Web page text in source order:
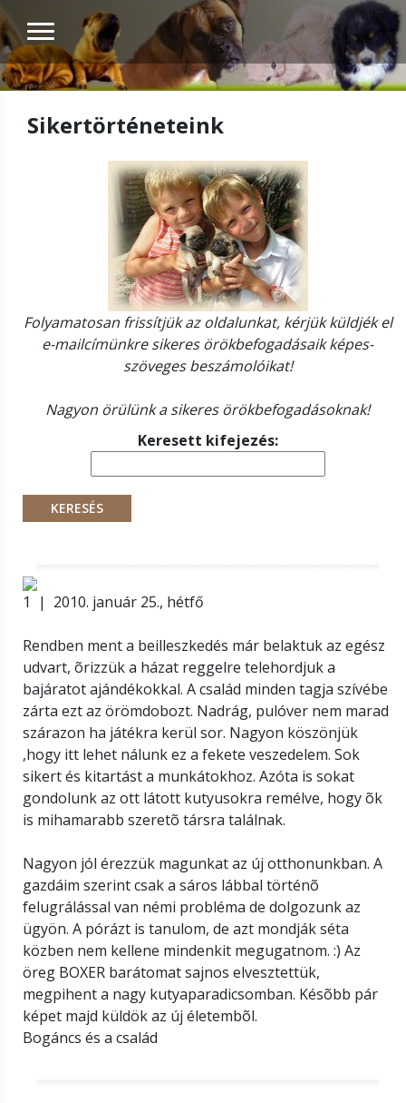
Sikertörténeteink
Folyamatosan frissítjük az oldalunkat, kérjük küldjék el
e-mailcímünkre sikeres örökbefogadásaik képes-
szöveges beszámolóikat!
Nagyon örülünk a sikeres örökbefogadásoknak!
Keresett kifejezés:
1 | 2010. január 25., hétfő
Rendben ment a beilleszkedés már belaktuk az egész
udvart, õrizzük a házat reggelre telehordjuk a
bajáratot ajándékokkal. A család minden tagja szívébe
zárta ezt az örömdobozt. Nadrág, pulóver nem marad
szárazon ha játékra kerül sor. Nagyon köszönjük
,hogy itt lehet nálunk ez a fekete veszedelem. Sok
sikert és kitartást a munkátokhoz. Azóta is sokat
gondolunk az ott látott kutyusokra remélve, hogy õk
is mihamarabb szeretõ társra találnak.
Nagyon jól érezzük magunkat az új otthonunkban. A
gazdáim szerint csak a sáros lábbal történõ
felugrálással van némi probléma de dolgozunk az
ügyön. A pórázt is tanulom, de azt mondják séta
közben nem kellene mindenkit megugatnom. :) Az
öreg BOXER barátomat sajnos elvesztettük,
megpihent a nagy kutyaparadicsomban. Késõbb pár
képet majd küldök az új életembõl.
Bogáncs és a család